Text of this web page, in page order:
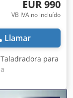
EUR 990
VB IVA no incluído
Llamar
para